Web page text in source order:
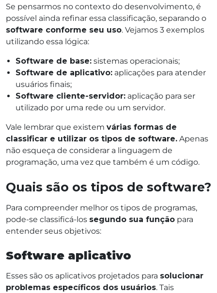
Se pensarmos no contexto do desenvolvimento, é
possível ainda refinar essa classificação, separando o
software conforme seu uso. Vejamos 3 exemplos
utilizando essa lógica:
Software de base: sistemas operacionais;
Software de aplicativo: aplicações para atender
usuários finais;
Software cliente-servidor: aplicação para ser
utilizado por uma rede ou um servidor.
Vale lembrar que existem várias formas de
classificar e utilizar os tipos de software. Apenas
não esqueça de considerar a linguagem de
programação, uma vez que também é um código.
Quais são os tipos de software?
Para compreender melhor os tipos de programas,
pode-se classificá-los segundo sua função para
entender seus objetivos:
Software aplicativo
Esses são os aplicativos projetados para solucionar
problemas específicos dos usuários. Tais